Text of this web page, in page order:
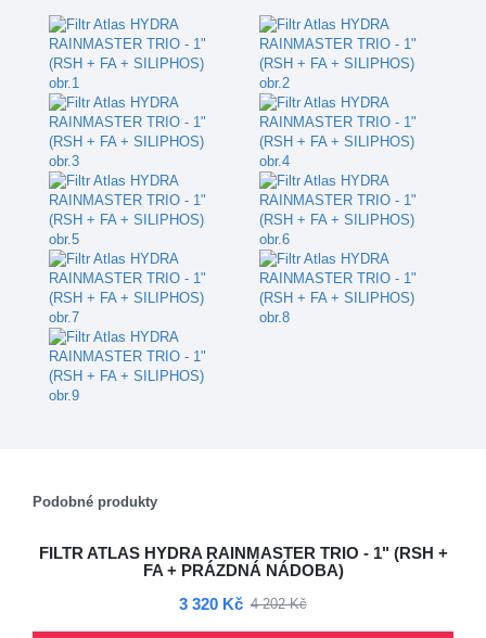
Podobné produkty
FILTR ATLAS HYDRA RAINMASTER TRIO - 1" (RSH +
FA + PRÁZDNÁ NÁDOBA)
3 320 Kč 4 202 Kč